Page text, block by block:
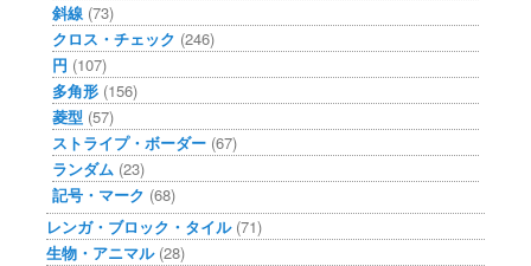
斜線 (73)
クロス・チェック (246)
円 (107)
多角形 (156)
菱型 (57)
ストライプ・ボーダー (67)
ランダム (23)
記号・マーク (68)
レンガ・ブロック・タイル(71)
生物・アニマル(28)